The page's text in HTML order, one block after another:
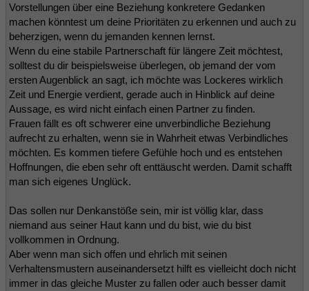
Vorstellungen über eine Beziehung konkretere Gedanken
machen könntest um deine Prioritäten zu erkennen und auch zu
beherzigen, wenn du jemanden kennen lernst.
Wenn du eine stabile Partnerschaft für längere Zeit möchtest,
solltest du dir beispielsweise überlegen, ob jemand der vom
ersten Augenblick an sagt, ich möchte was Lockeres wirklich
Zeit und Energie verdient, gerade auch in Hinblick auf deine
Aussage, es wird nicht einfach einen Partner zu finden.
Frauen fällt es oft schwerer eine unverbindliche Beziehung
aufrecht zu erhalten, wenn sie in Wahrheit etwas Verbindliches
möchten. Es kommen tiefere Gefühle hoch und es entstehen
Hoffnungen, die eben sehr oft enttäuscht werden. Damit schafft
man sich eigenes Unglück.
Das sollen nur Denkanstöße sein, mir ist völlig klar, dass
niemand aus seiner Haut kann und du bist, wie du bist
vollkommen in Ordnung.
Aber wenn man sich offen und ehrlich mit seinen
Verhaltensmustern auseinandersetzt hilft es vielleicht doch nicht
immer in das gleiche Muster zu fallen oder auch besser damit